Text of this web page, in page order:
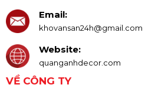
Email:
khovansan24h@gmail.com
Website:
quanganhdecor.com
VỀ CÔNG TY